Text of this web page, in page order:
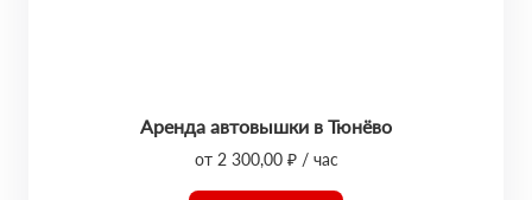
Аренда автовышки в Тюнёво
от 2 300,00 ₽ / час